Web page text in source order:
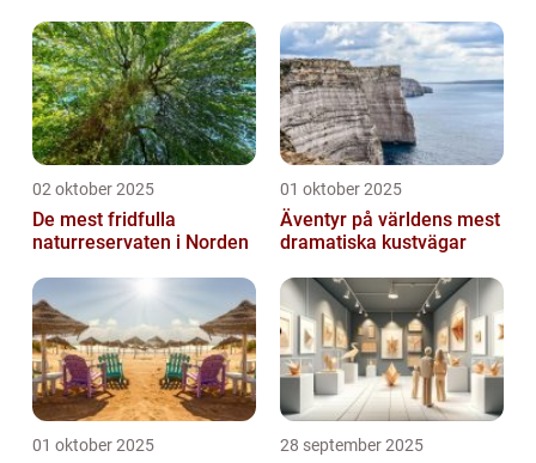
02 oktober 2025
De mest fridfulla
naturreservaten i Norden
01 oktober 2025
Äventyr på världens mest
dramatiska kustvägar
01 oktober 2025 28 september 2025